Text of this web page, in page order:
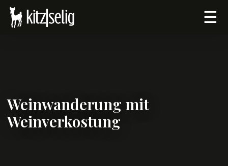
☰
Weinwanderung mit
Weinverkostung